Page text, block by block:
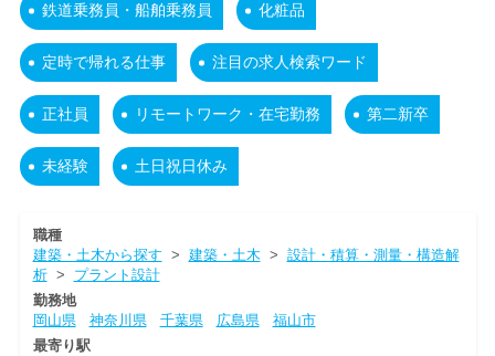
鉄道乗務員・船舶乗務員 化粧品
定時で帰れる仕事 注目の求人検索ワード
正社員 リモートワーク・在宅勤務 第二新卒
未経験 土日祝日休み
職種
建築・土木から探す > 建築・土木 > 設計・積算・測量・構造解
析> プラント設計
勤務地
岡山県
神奈川県 千葉県 広島県
福山市
最寄り駅